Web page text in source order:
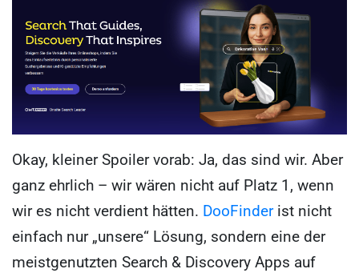
Okay, kleiner Spoiler vorab: Ja, das sind wir. Aber
ganz ehrlich – wir wären nicht auf Platz 1, wenn
wir es nicht verdient hätten. DooFinderist nicht
einfach nur „unsere“ Lösung, sondern eine der
meistgenutzten Search & Discovery Apps auf